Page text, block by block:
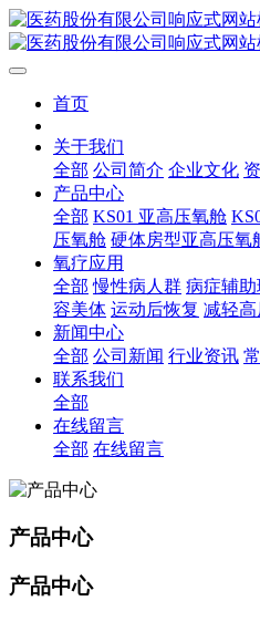
首页
关于我们
全部 公司简介 企业文化
产品中心
全部 KS01 亚高压氧舱
压氧舱 硬体房型亚高压氧
氧疗应用
全部 慢性病人群 病症辅助
容美体 运动后恢复 减轻
新闻中心
全部 公司新闻 行业资讯
联系我们
全部
在线留言
全部 在线留言
产品中心
产品中心